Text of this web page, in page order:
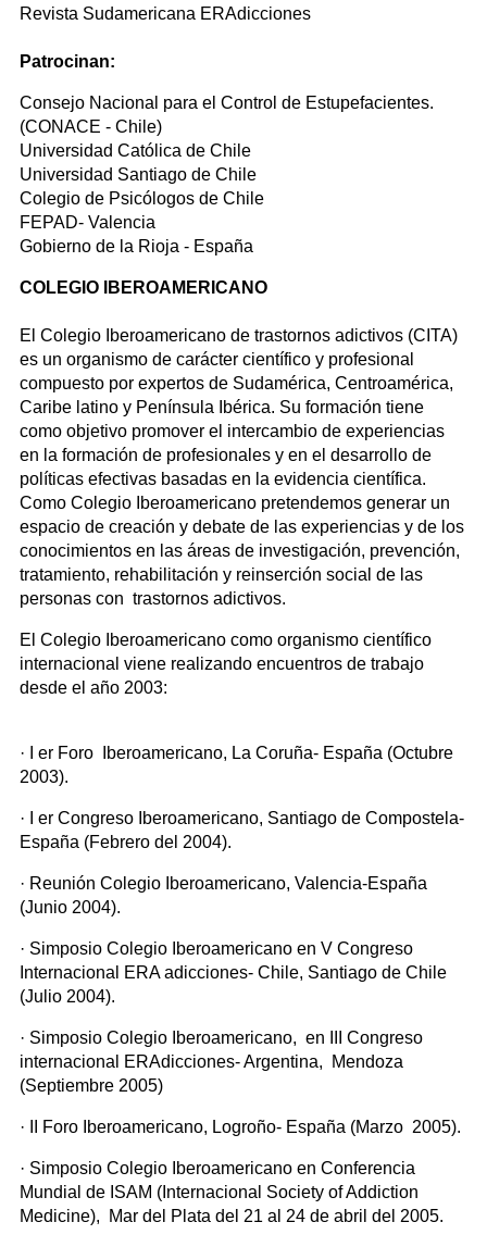
Revista Sudamericana ERAdicciones
Patrocinan:
Consejo Nacional para el Control de Estupefacientes.
(CONACE - Chile)
Universidad Católica de Chile
Universidad Santiago de Chile
Colegio de Psicólogos de Chile
FEPAD- Valencia
Gobierno de la Rioja - España
COLEGIO IBEROAMERICANO
El Colegio Iberoamericano de trastornos adictivos (CITA)
es un organismo de carácter científico y profesional
compuesto por expertos de Sudamérica, Centroamérica,
Caribe latino y Península Ibérica. Su formación tiene
como objetivo promover el intercambio de experiencias
en la formación de profesionales y en el desarrollo de
políticas efectivas basadas en la evidencia científica.
Como Colegio Iberoamericano pretendemos generar un
espacio de creación y debate de las experiencias y de los
conocimientos en las áreas de investigación, prevención,
tratamiento, rehabilitación y reinserción social de las
personas con trastornos adictivos.
El Colegio Iberoamericano como organismo científico
internacional viene realizando encuentros de trabajo
desde el año 2003:
· I er Foro Iberoamericano, La Coruña- España (Octubre
2003).
· I er Congreso Iberoamericano, Santiago de Compostela-
España (Febrero del 2004).
· Reunión Colegio Iberoamericano, Valencia-España
(Junio 2004).
· Simposio Colegio Iberoamericano en V Congreso
Internacional ERA adicciones- Chile, Santiago de Chile
(Julio 2004).
· Simposio Colegio Iberoamericano, en III Congreso
internacional ERAdicciones- Argentina, Mendoza
(Septiembre 2005)
· II Foro Iberoamericano, Logroño- España (Marzo 2005).
· Simposio Colegio Iberoamericano en Conferencia
Mundial de ISAM (Internacional Society of Addiction
Medicine), Mar del Plata del 21 al 24 de abril del 2005.